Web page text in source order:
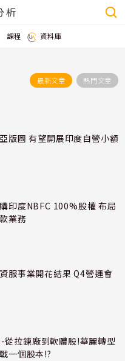
課程 資料庫
最新文章 熱門文章
版圖 有望開展印度自營小額
印度NBFC 100%股權 布局
業務
服事業開花結果 Q4營運會
拉鍊廠到軟體股!華麗轉型
一個股本!?